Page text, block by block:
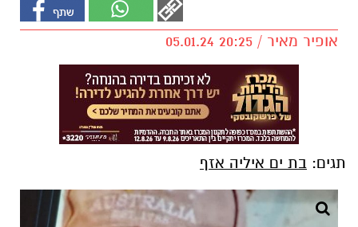
אופיר מאיר / 20:25 05.01.24
תגים: בת ים איליה אזף